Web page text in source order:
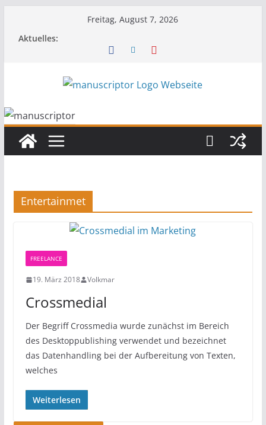
Freitag, August 7, 2026
Aktuelles:
Entertainmet
FREELANCE
19. März 2018 Volkmar
Crossmedial
Der Begriff Crossmedia wurde zunächst im Bereich
des Desktoppublishing verwendet und bezeichnet
das Datenhandling bei der Aufbereitung von Texten,
welches
Weiterlesen